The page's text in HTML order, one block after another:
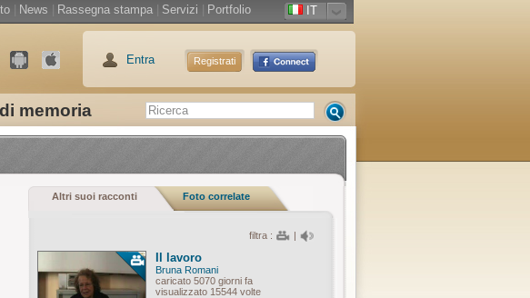
memoria
News Rassegna stampa Servizi Portfolio IT
Entra Registrati
Altri suoi racconti Foto correlate
filtra : |
Il lavoro
Bruna Romani
caricato 5070 giorni fa
visualizzato 15544 volte